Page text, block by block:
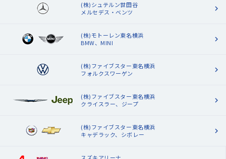
(株)シュテルン世田谷
メルセデス・ベンツ
(株)モトーレン東名横浜
BMW、MINI
(株)ファイブスター東名横浜
フォルクスワーゲン
(株)ファイブスター東名横浜
クライスラー、ジープ
(株)ファイブスター東名横浜
キャデラック、シボレー